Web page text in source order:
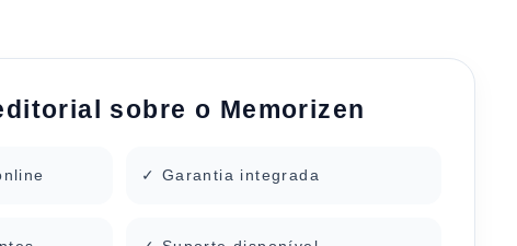
sobre o Memorizen
✓ Garantia integrada